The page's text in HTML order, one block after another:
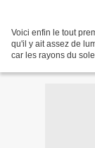
Voici enfin le tout
qu'il y ait assez de
car les rayons du